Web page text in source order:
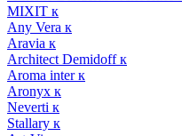
MIXIT к
Any Vera к
Aravia к
Architect Demidoff к
Aroma inter к
Aronyx к
Neverti к
Stallary к